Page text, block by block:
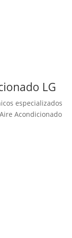
LG
especializados
Acondicionado